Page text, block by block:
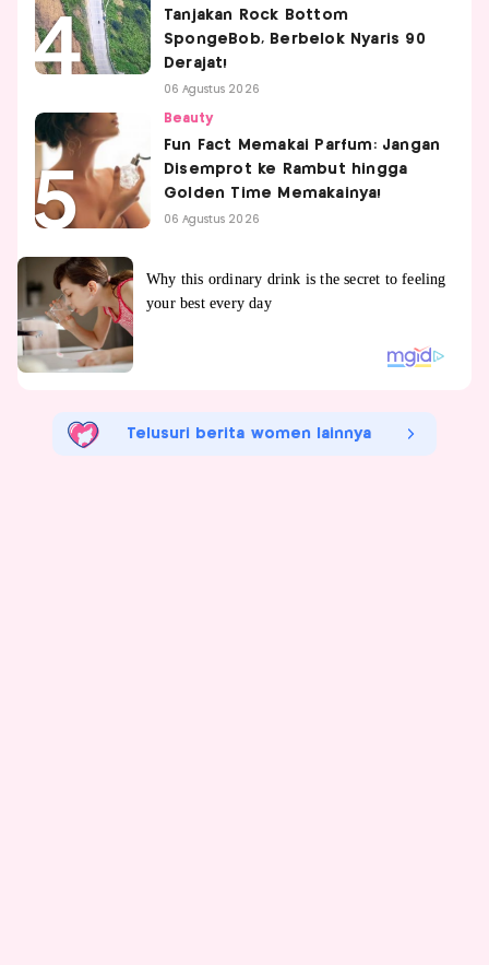
Tanjakan Rock Bottom
SpongeBob, Berbelok Nyaris 90
Derajat!
06 Agustus 2026
Beauty
Fun Fact Memakai Parfum: Jangan
Disemprot ke Rambut hingga
Golden Time Memakainya!
06 Agustus 2026
Telusuri berita women lainnya